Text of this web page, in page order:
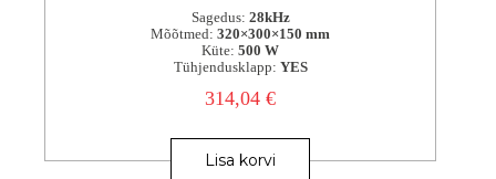
Sagedus: 28kHz
Mõõtmed: 320×300×150 mm
Küte: 500 W
Tühjendusklapp: YES
314,04€
Lisa korvi